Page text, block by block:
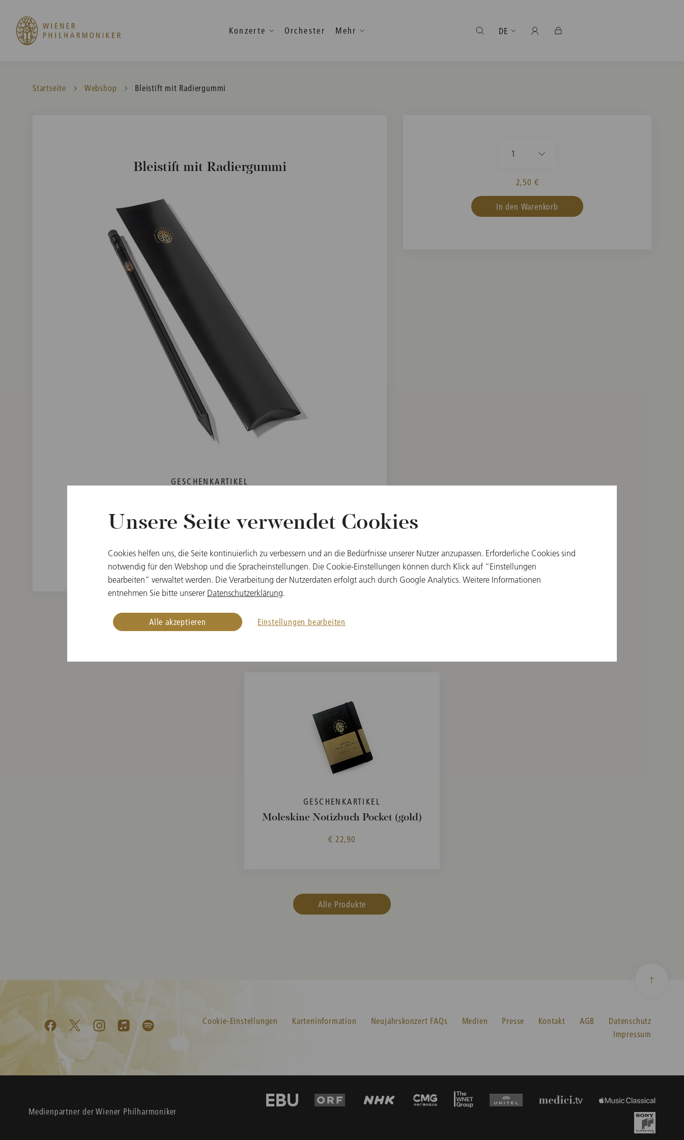
Konzerte Orchester Mehr DE
Startseite Webshop Current:
Bleistift mit Radiergummi
Bleistift mit Radiergummi
GESCHENKARTIKEL
Original Faber-Castell (FSC-zertifiziert)
1
2,50 €
In den Warenkorb
GESCHENKARTIKEL
Moleskine Notizbuch Pocket (gold)
€ 22,90
Alle Produkte
Cookie-Einstellungen Karteninformation Neujahrskonzert FAQs Medien Presse Kontakt AGB
Datenschutz
Impressum
Medienpartner der Wiener Philharmoniker
Unsere Seite verwendet Cookies
Cookies helfen uns, die Seite kontinuierlich zu verbessern und an die Bedürfnisse unserer Nutzer anzupassen. Erforderliche Cookies sind
notwendig für den Webshop und die Spracheinstellungen. Die Cookie-Einstellungen können durch Klick auf “Einstellungen
bearbeiten” verwaltet werden. Die Verarbeitung der Nutzerdaten erfolgt auch durch Google Analytics. Weitere Informationen
entnehmen Sie bitte unserer Datenschutzerklärung.
Einstellungen bearbeiten
Alle akzeptieren